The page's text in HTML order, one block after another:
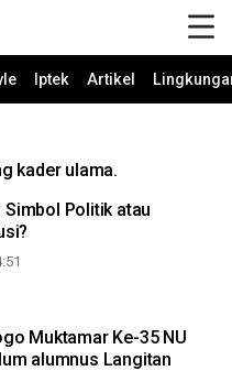
Iptek Artikel
kader ulama.
Politik atau
Muktamar Ke-35 NU
alumnus Langitan